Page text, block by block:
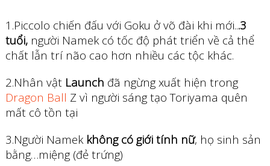
1.Piccolo chiến đấu với Goku ở võ đài khi mới...3
tuổi,người Namek có tốc độ phát triển về cả thể
chất lẫn trí não cao hơn nhiều các tộc khác.
2.Nhân vật Launch đã ngừng xuất hiện trong
Dragon Ball Z vì người sáng tạo Toriyama quên
mất cô tồn tại
3.Người Namek không có giới tính nữ, họ sinh sản
bằng…miệng (đẻ trứng)